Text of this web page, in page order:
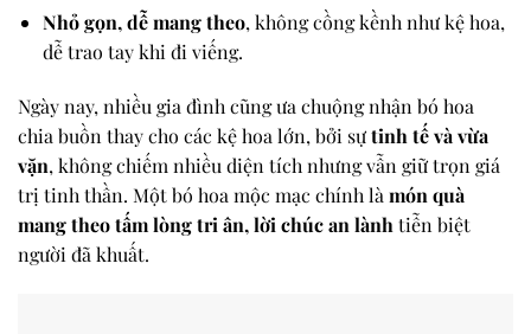
Nhỏ gọn, dễ mang theo, không cồng kềnh như kệ hoa,
dễ trao tay khi đi viếng.
Ngày nay, nhiều gia đình cũng ưa chuộng nhận bó hoa
chia buồn thay cho các kệ hoa lớn, bởi sựtinh tế và vừa
vặn, không chiếm nhiều diện tích nhưng vẫn giữ trọn giá
trị tinh thần. Một bó hoa mộc mạc chính là món quà
mang theo tấm lòng tri ân, lời chúc an lành tiễn biệt
người đã khuất.